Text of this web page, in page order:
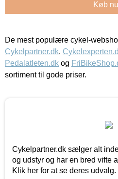
Køb
De mest populære cykel-
Cykelpartner.dk,
Pedalatleten.dk og
sortiment til gode priser.
Cykelpartner.dk sælger alt
og udstyr og har en bred vifte
Klik her for at se deres udvalg.